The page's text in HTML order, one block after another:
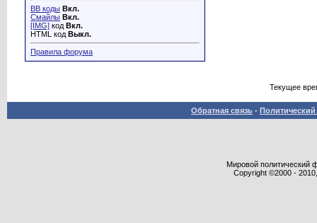
BB коды Вкл.
Смайлы Вкл.
[IMG] код Вкл.
HTML код Выкл.
Правила форума
Текущее
Обратная связь -
Мировой политический
Copyright ©2000 -